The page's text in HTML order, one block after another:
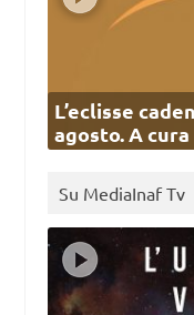
L’eclisse
agosto. A
Su MediaInaf Tv